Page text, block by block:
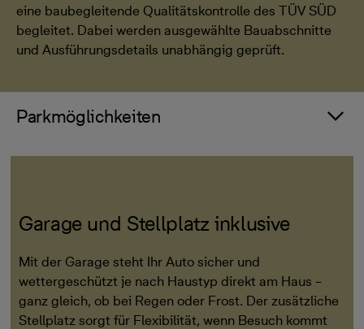
eine baubegleitende Qualitätskontrolle des TÜV SÜD
begleitet. Dabei werden ausgewählte Bauabschnitte
und Ausführungsdetails unabhängig geprüft.
Parkmöglichkeiten
Garage und Stellplatz inklusive
Mit der Garage steht Ihr Auto sicher und
wettergeschützt je nach Haustyp direkt am Haus –
ganz gleich, ob bei Regen oder Frost. Der zusätzliche
Stellplatz sorgt für Flexibilität, wenn Besuch kommt